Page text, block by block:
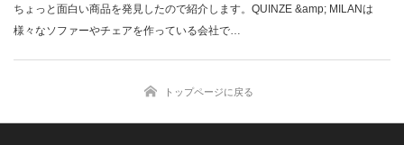
ちょっと面白い商品を発見したので紹介します。QUINZE &amp; MILANは
様々なソファーやチェアを作っている会社で…
トップページに戻る